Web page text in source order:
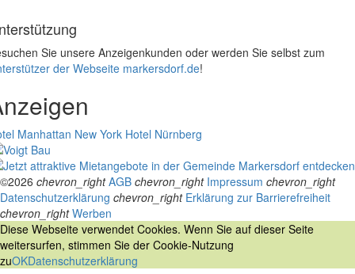
Sie unsere Anzeigenkunden oder werden Sie selbst zum
der Webseite markersdorf.de!
Manhattan New York Hotel Nürnberg
©2026 chevron_right AGB chevron_right Impressum chevron_right
Datenschutzerklärung chevron_right Erklärung zur Barrierefreiheit
chevron_right Werben
Diese Webseite verwendet Cookies. Wenn Sie auf dieser Seite
weitersurfen, stimmen Sie der Cookie-Nutzung
zuOKDatenschutzerklärung